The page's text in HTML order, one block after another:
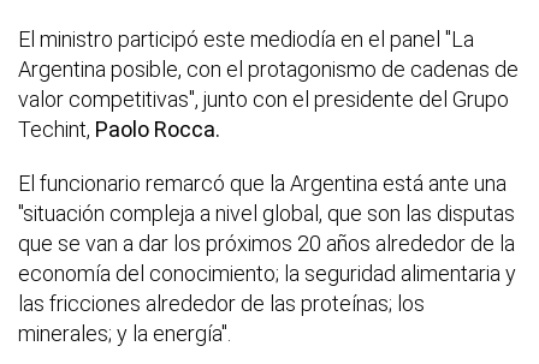
El ministro participó este mediodía en el panel "La
Argentina posible, con el protagonismo de cadenas de
valor competitivas", junto con el presidente del Grupo
Techint, Paolo Rocca.
El funcionario remarcó que la Argentina está ante una
"situación compleja a nivel global, que son las disputas
que se van a dar los próximos 20 años alrededor de la
economía del conocimiento; la seguridad alimentaria y
las fricciones alrededor de las proteínas; los
minerales; y la energía".